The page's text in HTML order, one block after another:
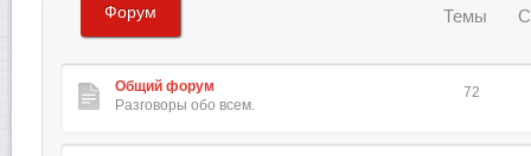
Форум Темы
Общий форум
Разговоры обо всем.
72